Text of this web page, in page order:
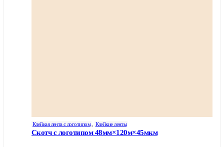
Клейкая лента с логотипом, Клейкие ленты
Скотч с логотипом 48мм×120м×45мкм